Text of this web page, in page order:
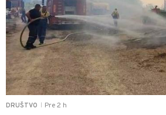
DRUŠTVO Pre 2 h